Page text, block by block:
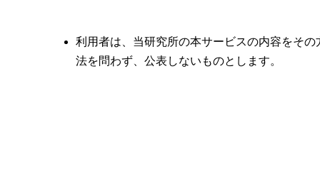
利用者は、当研究所の本サービスの内容をその
法を問わず、公表しないものとします。